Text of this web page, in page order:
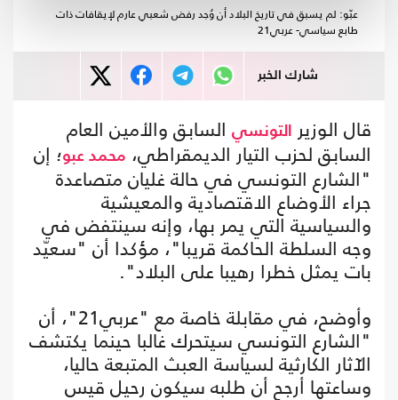
عبّو: لم يسبق في تاريخ البلاد أن وُجد رفض شعبي عارم لإيقافات ذات
طابع سياسي- عربي21
شارك الخبر
قال الوزير التونسي السابق والأمين العام
السابق لحزب التيار الديمقراطي، محمد عبو؛ إن
"الشارع التونسي في حالة غليان متصاعدة
جراء الأوضاع الاقتصادية والمعيشية
والسياسية التي يمر بها، وإنه سينتفض في
وجه السلطة الحاكمة قريبا"، مؤكدا أن "سعيّد
بات يمثل خطرا رهيبا على البلاد".
وأوضح، في مقابلة خاصة مع "عربي21"، أن
"الشارع التونسي سيتحرك غالبا حينما يكتشف
الآثار الكارثية لسياسة العبث المتبعة حاليا،
وساعتها أرجح أن طلبه سيكون رحيل قيس